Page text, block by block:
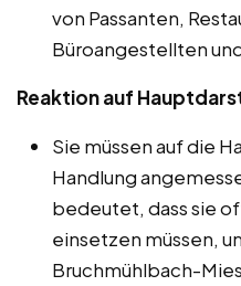
von Passanten,
Büroangestellten
Reaktion auf
Sie müssen auf die
Handlung
bedeutet, dass sie
einsetzen müssen,
Bruchmühlbach-